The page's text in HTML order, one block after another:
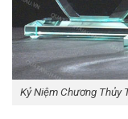
Kỷ Niệm Chương Thủy